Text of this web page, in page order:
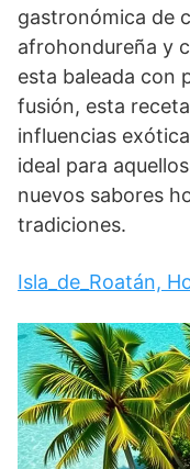
gastronómica de
afrohondureña y
esta baleada con
fusión, esta
influencias
ideal para
nuevos sabores
tradiciones.
Isla_de_Roatán,